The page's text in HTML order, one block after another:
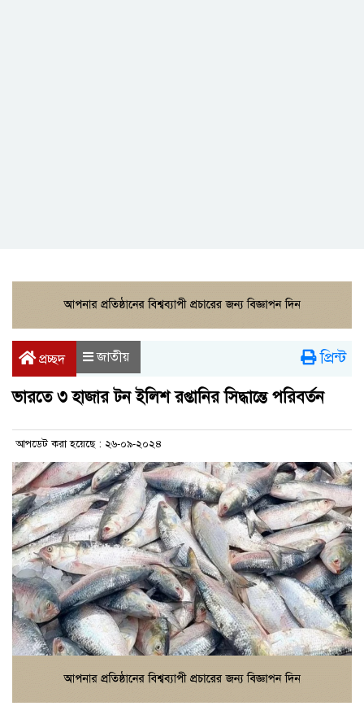
প্রচ্ছদ জাতীয় প্রিন্ট
ভারতে ৩ হাজার টন ইলিশ রপ্তানির সিদ্ধান্তে পরিবর্তন
আপডেট করা হয়েছে : ২৬-০৯-২০২৪